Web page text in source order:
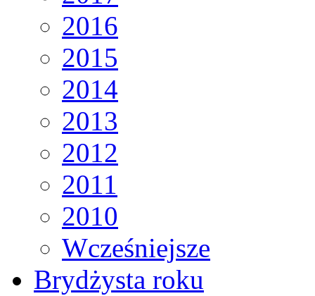
2016
2015
2014
2013
2012
2011
2010
Wcześniejsze
Brydżysta roku